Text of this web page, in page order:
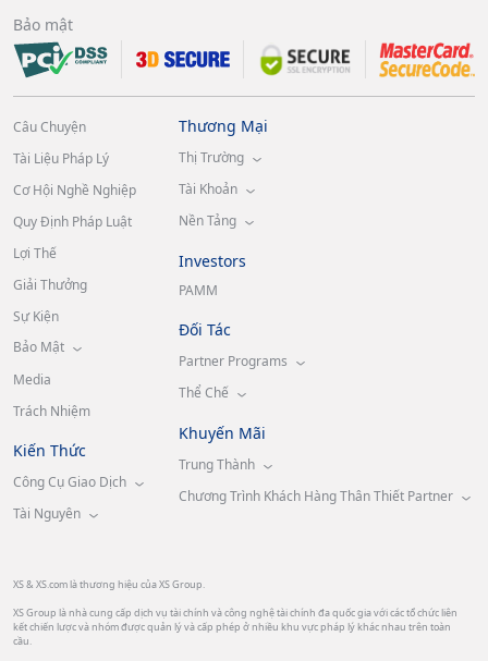
Bảo mật
Câu Chuyện
Tài Liệu Pháp Lý
Cơ Hội Nghề Nghiệp
Quy Định Pháp Luật
Lợi Thế
Giải Thưởng
Sự Kiện
Bảo Mật
Media
Trách Nhiệm
Kiến Thức
Công Cụ Giao Dịch
Tài Nguyên
Thương Mại
Thị Trường
Tài Khoản
Nền Tảng
Investors
PAMM
Đối Tác
Partner Programs
Thể Chế
Khuyến Mãi
Trung Thành
Chương Trình Khách Hàng Thân Thiết Partner
XS & XS.com là thương hiệu của XS Group.
XS Group là nhà cung cấp dịch vụ tài chính và công nghệ tài chính đa quốc gia với các tổ chức liên
kết chiến lược và nhóm được quản lý và cấp phép ở nhiều khu vực pháp lý khác nhau trên toàn
cầu.